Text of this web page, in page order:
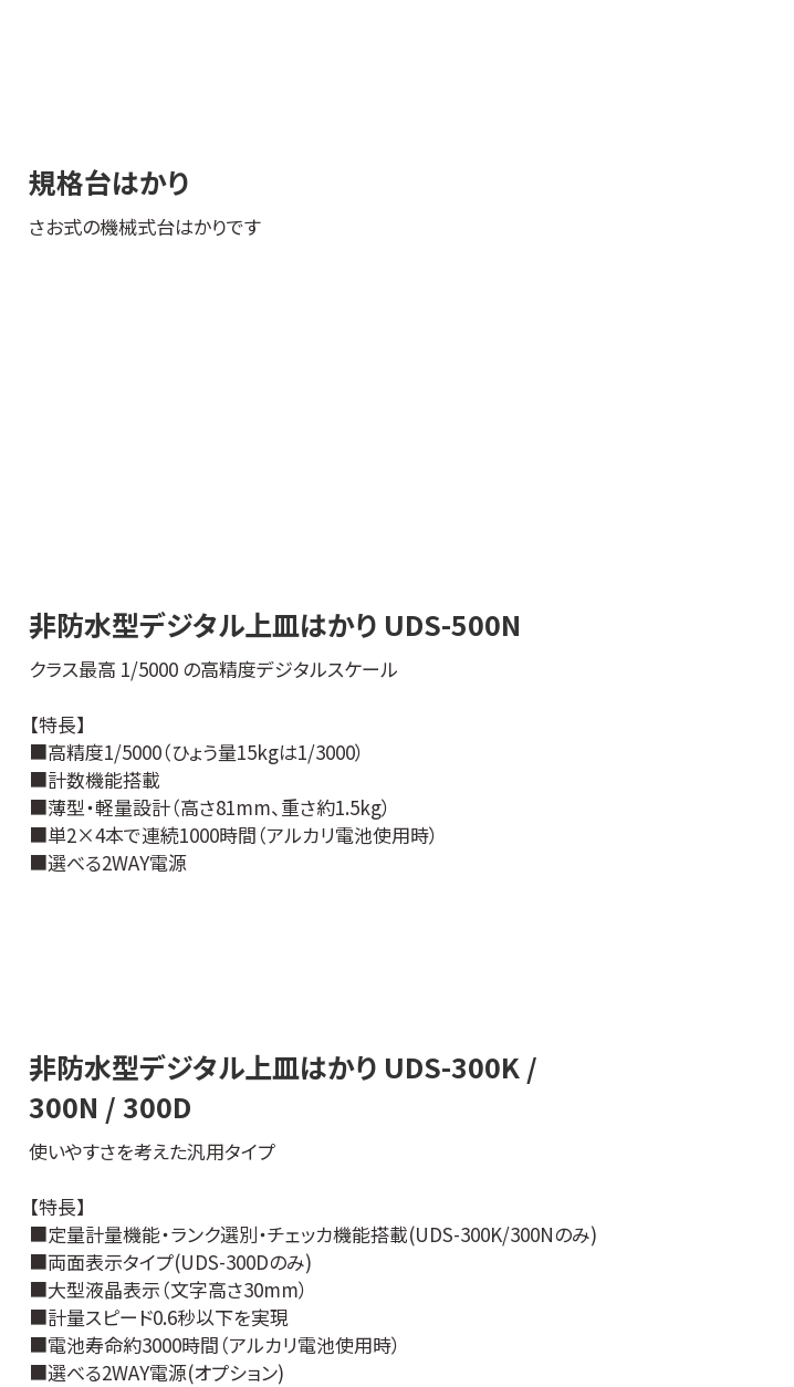
規格台はかり
さお式の機械式台はかりです
非防水型デジタル上皿はかり UDS-500N
クラス最高 1/5000 の高精度デジタルスケール
【特長】
■高精度1/5000（ひょう量15kgは1/3000）
■計数機能搭載
■薄型・軽量設計（高さ81mm、重さ約1.5kg）
■単2×4本で連続1000時間（アルカリ電池使用時）
■選べる2WAY電源
非防水型デジタル上皿はかり UDS-300K /
300N / 300D
使いやすさを考えた汎用タイプ
【特長】
■定量計量機能・ランク選別・チェッカ機能搭載(UDS-300K/300Nのみ)
■両面表示タイプ(UDS-300Dのみ)
■大型液晶表示（文字高さ30mm）
■計量スピード0.6秒以下を実現
■電池寿命約3000時間（アルカリ電池使用時）
■選べる2WAY電源(オプション)